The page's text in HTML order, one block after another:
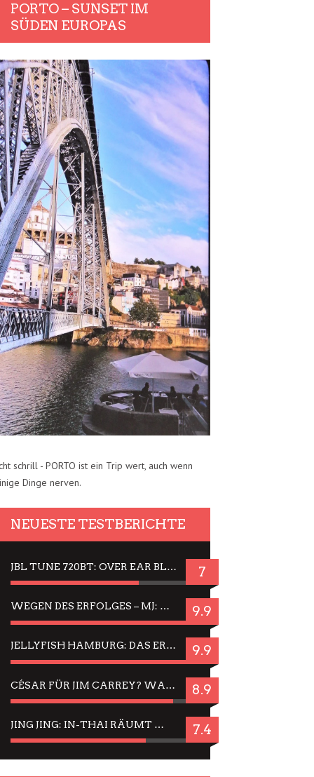
PORTO – SUNSET IM
SÜDEN EUROPAS
schrill - PORTO ist ein Trip wert, auch wenn
Dinge nerven.
NEUESTE TESTBERICHTE
JBL TUNE 720BT: OVER EAR BLUETOOTH KOPFHÖRER UM DIE 50,-€ IM DAUER-TEST 7
WEGEN DES ERFOLGES – MJ: MICHAEL JACKSON MUSICAL IN EINER MATINEE SEHEN 9.9
JELLYFISH HAMBURG: DAS ERFOLGREICHE SOMMER-MENÜ 2025 IN GEFÜHLEN UND BILDERN 9.9
CÉSAR FÜR JIM CARREY? WARUM DAS EINER DER NERVIGSTEN ACTORS IST UND BLEIBT 8.9
JING JING: IN-THAI RÄUMT WIEDER TITEL AB – EIN ZWEI-STUNDEN-ERLEBNISBERICHT 7.4